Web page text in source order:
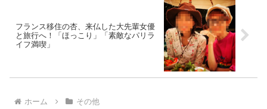
フランス移住の杏、来仏した大先輩女優
と旅行へ！「ほっこり」「素敵なパリラ
イフ満喫」
ホーム その他